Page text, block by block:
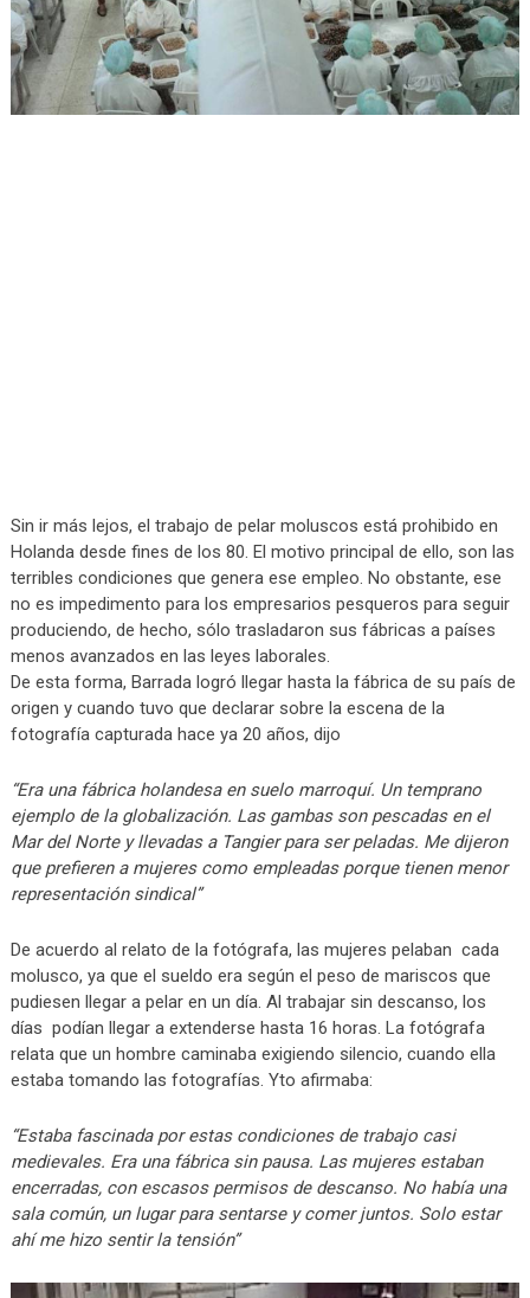
Sin ir más lejos, el trabajo de pelar moluscos está prohibido en
Holanda desde fines de los 80. El motivo principal de ello, son las
terribles condiciones que genera ese empleo. No obstante, ese
no es impedimento para los empresarios pesqueros para seguir
produciendo, de hecho, sólo trasladaron sus fábricas a países
menos avanzados en las leyes laborales.
De esta forma, Barrada logró llegar hasta la fábrica de su país de
origen y cuando tuvo que declarar sobre la escena de la
fotografía capturada hace ya 20 años, dijo
“Era una fábrica holandesa en suelo marroquí. Un temprano
ejemplo de la globalización. Las gambas son pescadas en el
Mar del Norte y llevadas a Tangier para ser peladas. Me dijeron
que prefieren a mujeres como empleadas porque tienen menor
representación sindical”
De acuerdo al relato de la fotógrafa, las mujeres pelaban cada
molusco, ya que el sueldo era según el peso de mariscos que
pudiesen llegar a pelar en un día. Al trabajar sin descanso, los
días podían llegar a extenderse hasta 16 horas. La fotógrafa
relata que un hombre caminaba exigiendo silencio, cuando ella
estaba tomando las fotografías. Yto afirmaba:
“Estaba fascinada por estas condiciones de trabajo casi
medievales. Era una fábrica sin pausa. Las mujeres estaban
encerradas, con escasos permisos de descanso. No había una
sala común, un lugar para sentarse y comer juntos. Solo estar
ahí me hizo sentir la tensión”